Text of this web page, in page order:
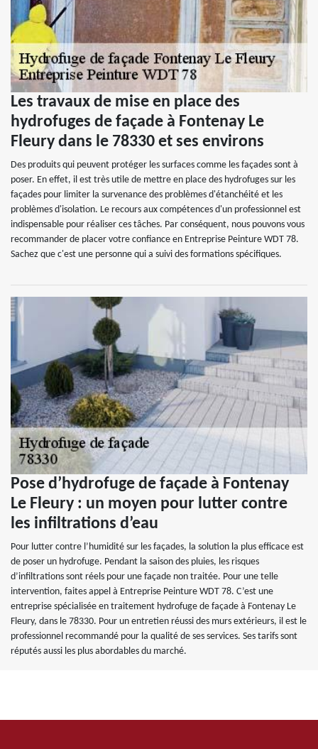
Les travaux de mise en place des
hydrofuges de façade à Fontenay Le
Fleury dans le 78330 et ses environs
Des produits qui peuvent protéger les surfaces comme les façades sont à
poser. En effet, il est très utile de mettre en place des hydrofuges sur les
façades pour limiter la survenance des problèmes d'étanchéité et les
problèmes d'isolation. Le recours aux compétences d'un professionnel est
indispensable pour réaliser ces tâches. Par conséquent, nous pouvons vous
recommander de placer votre confiance en Entreprise Peinture WDT 78.
Sachez que c'est une personne qui a suivi des formations spécifiques.
Pose d’hydrofuge de façade à Fontenay
Le Fleury : un moyen pour lutter contre
les infiltrations d’eau
Pour lutter contre l’humidité sur les façades, la solution la plus efficace est
de poser un hydrofuge. Pendant la saison des pluies, les risques
d’infiltrations sont réels pour une façade non traitée. Pour une telle
intervention, faites appel à Entreprise Peinture WDT 78. C’est une
entreprise spécialisée en traitement hydrofuge de façade à Fontenay Le
Fleury, dans le 78330. Pour un entretien réussi des murs extérieurs, il est le
professionnel recommandé pour la qualité de ses services. Ses tarifs sont
réputés aussi les plus abordables du marché.